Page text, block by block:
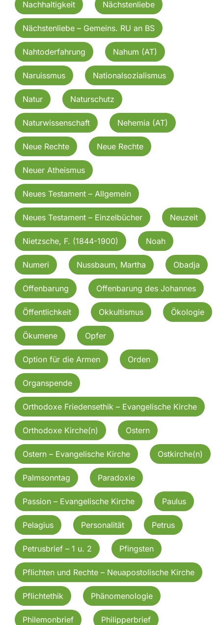
Nachhaltigkeit Nächstenliebe
Nächstenliebe – Gemeins. RU an BS
Nahtoderfahrung Nahum (AT)
Naruissmus Nationalsozialismus
Natur Naturschutz
Naturwissenschaft Nehemia (AT)
Neue Rechte Neue Rechte
Neuer Atheismus
Neues Testament – Allgemein
Neues Testament – Einzelbücher Neuzeit
Nietzsche, F. (1844-1900) Noah
Numeri Nussbaum, Martha Obadja
Offenbarung Offenbarung des Johannes
Öffentlichkeit Okkultismus Ökologie
Ökumene Opfer
Option für die Armen Orden
Organspende
Orthodoxe Friedensethik – Evangelische Kirche
Orthodoxe Kirche(n) Ostern
Ostern – Evangelische Kirche Ostkirche(n)
Palmsonntag Paradoxie
Passion – Evangelische Kirche Paulus
Pelagius Personalität Petrus
Petrusbrief – 1 u. 2 Pfingsten
Pflichten und Rechte – Neuapostolische Kirche
Pflichtethik Phänomenologie
Philemonbrief Philipperbrief